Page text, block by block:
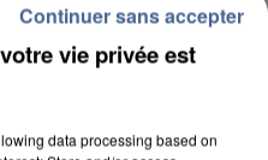
vie privée est
data processing based on
Continuer sans accepter